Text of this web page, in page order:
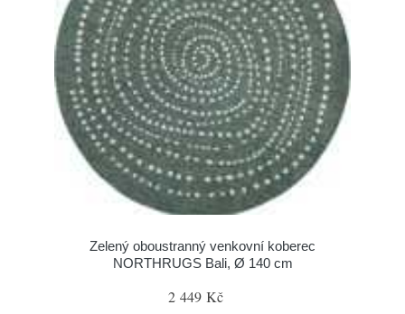
Zelený oboustranný venkovní koberec
NORTHRUGS Bali, Ø 140 cm
2 449 Kč